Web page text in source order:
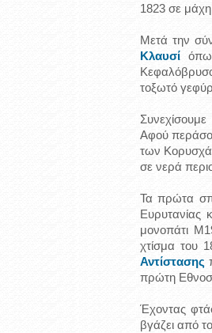
1823 σε
Μετά την
Κλαυσί
τοξωτό
Αφού
των
σε νερά
Τα πρώτα
Ευρυτανίας
μονοπάτι
χτίσμα του
Αντίστασης
πρώτη
Έχοντας
βγάζει από